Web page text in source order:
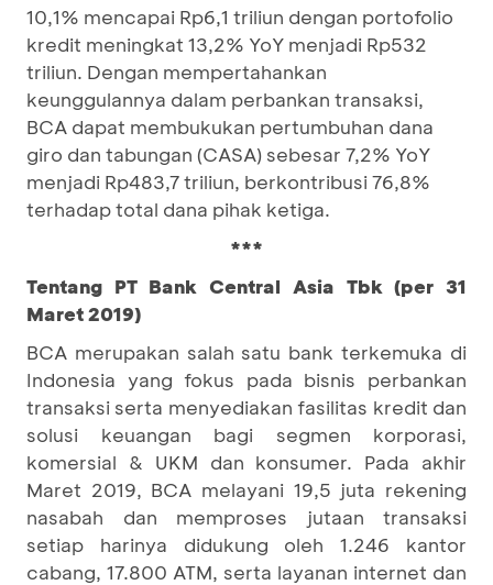
10,1% mencapai Rp6,1 triliun dengan portofolio
kredit meningkat 13,2% YoY menjadi Rp532
triliun. Dengan mempertahankan
keunggulannya dalam perbankan transaksi,
BCA dapat membukukan pertumbuhan dana
giro dan tabungan (CASA) sebesar 7,2% YoY
menjadi Rp483,7 triliun, berkontribusi 76,8%
terhadap total dana pihak ketiga.
***
Tentang PT Bank Central Asia Tbk (per 31
Maret 2019)
BCA merupakan salah satu bank terkemuka di
Indonesia yang fokus pada bisnis perbankan
transaksi serta menyediakan fasilitas kredit dan
solusi keuangan bagi segmen korporasi,
komersial & UKM dan konsumer. Pada akhir
Maret 2019, BCA melayani 19,5 juta rekening
nasabah dan memproses jutaan transaksi
setiap harinya didukung oleh 1.246 kantor
cabang, 17.800 ATM, serta layanan internet dan